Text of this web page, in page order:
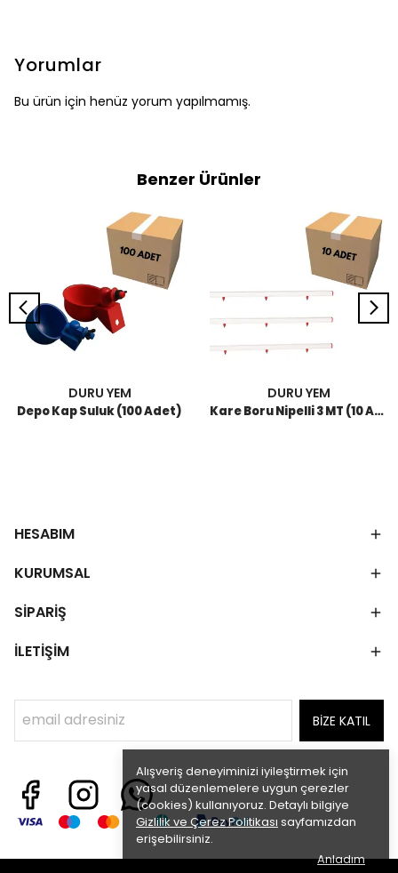
Alışveriş deneyiminizi iyileştirmek için
yasal düzenlemelere uygun çerezler
(cookies) kullanıyoruz. Detaylı bilgiye
Gizlilik ve Çerez Politikası sayfamızdan
erişebilirsiniz.
Anladım
Yorumlar
Bu ürün için henüz yorum yapılmamış.
Benzer Ürünler
DURU YEM
Depo Kap Suluk (100 Adet)
DURU YEM
Kare Boru Nipelli 3 MT (10 Adet)
HESABIM
KURUMSAL
SİPARİŞ
İLETİŞİM
BİZE KATIL